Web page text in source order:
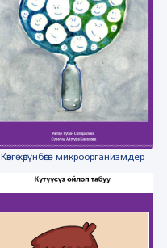
Көзгө көрүнбөгөн микроорганизмдер